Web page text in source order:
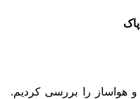
و هواساز را بررسی کردیم.